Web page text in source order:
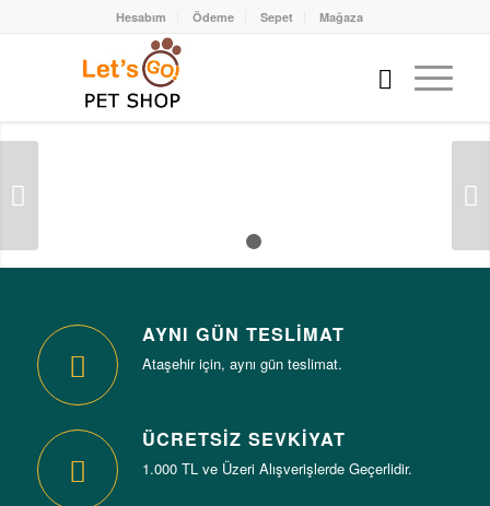
Hesabım Ödeme Sepet Mağaza
AYNI GÜN TESLIMAT
Ataşehir için, aynı gün teslimat.
ÜCRETSİZ SEVKİYAT
1.000 TL ve Üzeri Alışverişlerde Geçerlidir.